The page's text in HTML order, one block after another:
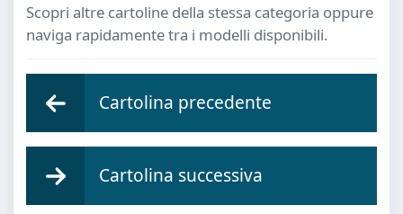
Scopri altre cartoline della stessa categoria oppure
naviga rapidamente tra i modelli disponibili.
Cartolina precedente
Cartolina successiva